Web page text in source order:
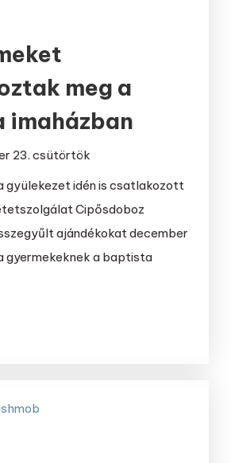
meg a
23. csütörtök
gyülekezet idén is csatlakozott
Cipősdoboz
ajándékokat december
gyermekeknek a baptista